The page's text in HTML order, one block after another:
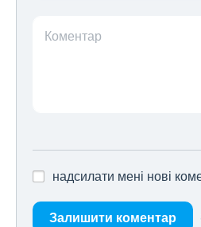
Коментар
надсилати мені нові
Залишити коментар